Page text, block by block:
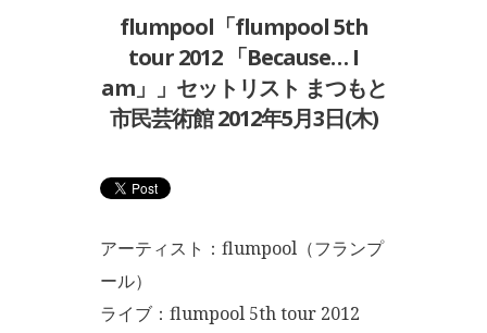
flumpool「flumpool 5th
tour 2012 「Because… I
am」」セットリスト まつもと
市民芸術館 2012年5月3日(木)
アーティスト：flumpool（フランプ
ール）
ライブ：flumpool 5th tour 2012